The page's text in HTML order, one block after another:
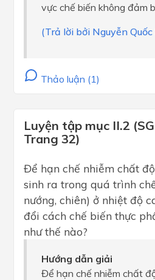
vực chế biến không đảm
(Trả lời bởi Nguyễn
Thảo luận (1)
Luyện tập mục II.2
Trang 32)
Để hạn chế nhiễm chất
sinh ra trong quá trình
nướng, chiên) ở nhiệt độ
đổi cách chế biến thực
như thế nào?
Hướng dẫn giải
Để hạn chế nhiễm chất